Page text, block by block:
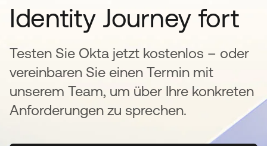
Identity Journey fort
Testen Sie Okta jetzt kostenlos – oder
vereinbaren Sie einen Termin mit
unserem Team, um über Ihre konkreten
Anforderungen zu sprechen.